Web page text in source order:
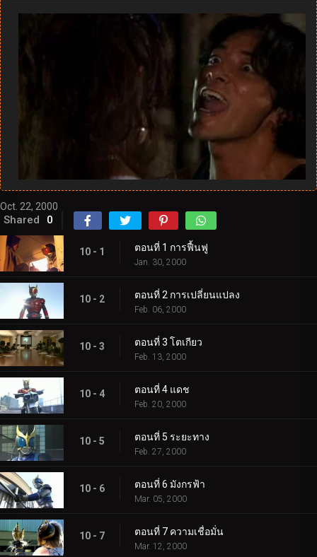
Oct. 22, 2000
Shared 0
10 - 1 ตอนที่ 1 การฟื้นฟู
Jan. 30, 2000
10 - 2 ตอนที่ 2 การเปลี่ยนแปลง
Feb. 06, 2000
10 - 3 ตอนที่ 3 โตเกียว
Feb. 13, 2000
10 - 4 ตอนที่ 4 แดช
Feb. 20, 2000
10 - 5 ตอนที่ 5 ระยะทาง
Feb. 27, 2000
10 - 6 ตอนที่ 6 มังกรฟ้า
Mar. 05, 2000
10 - 7 ตอนที่ 7 ความเชื่อมั่น
Mar. 12, 2000